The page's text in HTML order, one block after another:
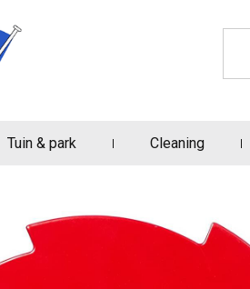
Tuin & park Cleaning